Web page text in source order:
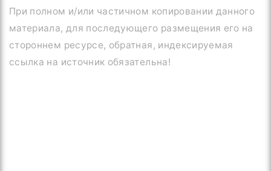
При полном и/или частичном копировании данного
материала, для последующего размещения его на
стороннем ресурсе, обратная, индексируемая
ссылка на источник обязательна!